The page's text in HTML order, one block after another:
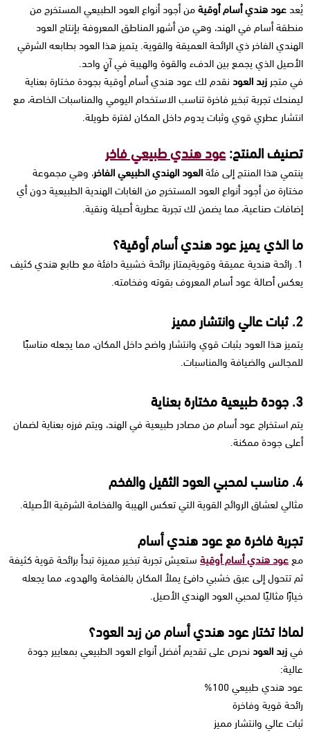
يُعدعود هندي أسام أوقيةمن أجود أنواع العود الطبيعي المستخرج من
منطقة أسام في الهند، وهي من أشهر المناطق المعروفة بإنتاج العود
الهندي الفاخر ذي الرائحة العميقة والقوية. يتميز هذا العود بطابعه الشرقي
الأصيل الذي يجمع بين الدفء والقوة والهيبة في آنٍ واحد.
في متجر زبد العود نقدم لك عود هندي أسام أوقية بجودة مختارة بعناية
ليمنحك تجربة تبخير فاخرة تناسب الاستخدام اليومي والمناسبات الخاصة، مع
انتشار عطري قوي وثبات يدوم داخل المكان لفترة طويلة.
تصنيف المنتج:عود هندي طبيعي فاخر
ينتمي هذا المنتج إلى فئةالعود الهندي الطبيعي الفاخر، وهي مجموعة
مختارة من أجود أنواع العود المستخرج من الغابات الهندية الطبيعية دون أي
إضافات صناعية، مما يضمن لك تجربة عطرية أصيلة ونقية.
ما الذي يميز عود هندي أسام أوقية؟
1. رائحة هندية عميقة وقويةيمتاز برائحة خشبية دافئة مع طابع هندي كثيف
يعكس أصالة عود أسام المعروف بقوته وفخامته.
2. ثبات عالي وانتشار مميز
يتميز هذا العود بثبات قوي وانتشار واضح داخل المكان، مما يجعله مناسبًا
للمجالس والضيافة والمناسبات.
3. جودة طبيعية مختارة بعناية
يتم استخراج عود أسام من مصادر طبيعية في الهند، ويتم فرزه بعناية لضمان
أعلى جودة ممكنة.
4. مناسب لمحبي العود الثقيل والفخم
مثالي لعشاق الروائح القوية التي تعكس الهيبة والفخامة الشرقية الأصيلة.
تجربة فاخرة مع عود هندي أسام
مععود هندي أسام أوقية ستعيش تجربة تبخير مميزة تبدأ برائحة قوية كثيفة
ثم تتحول إلى عبق خشبي دافئ يملأ المكان بالفخامة والهدوء، مما يجعله
خيارًا مثاليًا لمحبي العود الهندي الأصيل.
لماذا تختار عود هندي أسام من زبد العود؟
فيزبد العود نحرص على تقديم أفضل أنواع العود الطبيعي بمعايير جودة
عالية:
عود هندي طبيعي 100%
رائحة قوية وفاخرة
ثبات عالي وانتشار مميز